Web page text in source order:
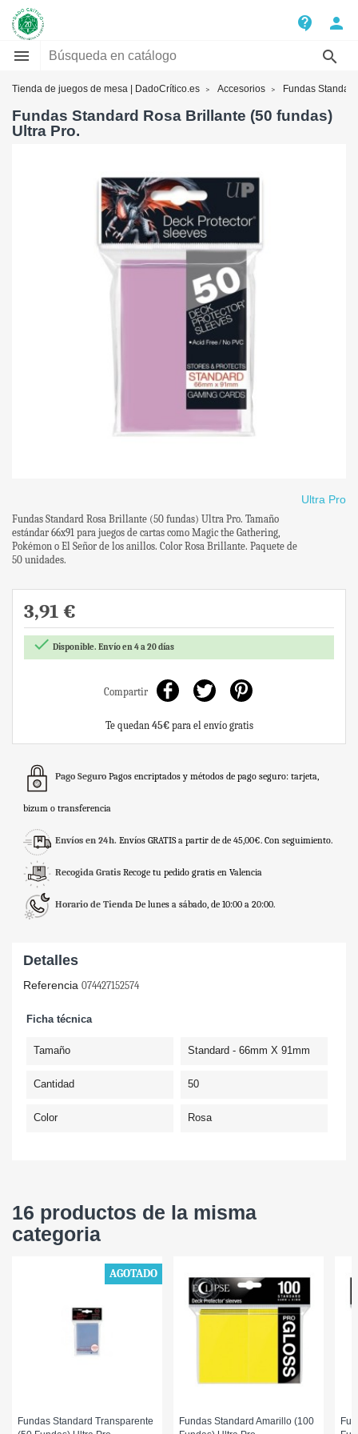
contact_support
person


Tienda de juegos de mesa | DadoCrítico.es Accesorios Fundas Standard
Fundas Standard Rosa Brillante (50 fundas)
Ultra Pro.
Ultra Pro
Fundas Standard Rosa Brillante (50 fundas) Ultra Pro. Tamaño
estándar 66x91 para juegos de cartas como Magic the Gathering,
Pokémon o El Señor de los anillos. Color Rosa Brillante. Paquete de
50 unidades.
3,91 €
 Disponible. Envío en 4 a 20 días
Compartir
Te quedan 45€para el envío gratis
Pago Seguro Pagos encriptados y métodos de pago seguro: tarjeta,
bizum o transferencia
Envíos en 24h. Envíos GRATIS a partir de de 45,00€. Con seguimiento.
Recogida Gratis Recoge tu pedido gratis en Valencia
Horario de Tienda De lunes a sábado, de 10:00 a 20:00.
Detalles
Referencia 074427152574
Ficha técnica
Tamaño Standard - 66mm X 91mm
Cantidad 50
Color Rosa
16 productos de la misma
categoria
Fundas Standard Transparente
AGOTADO
Fundas Standard Amarillo (100